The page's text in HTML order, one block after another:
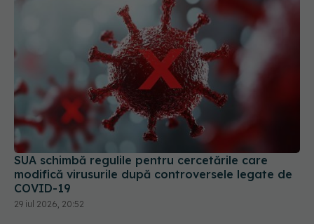
SUA schimbă regulile pentru cercetările care
modifică virusurile după controversele legate de
COVID-19
29 iul 2026, 20:52